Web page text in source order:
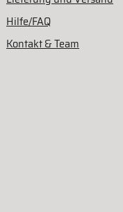
Hilfe/FAQ
Kontakt & Team